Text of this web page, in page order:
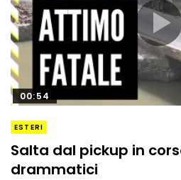
00:54
ESTERI
Salta dal pickup in
drammatici